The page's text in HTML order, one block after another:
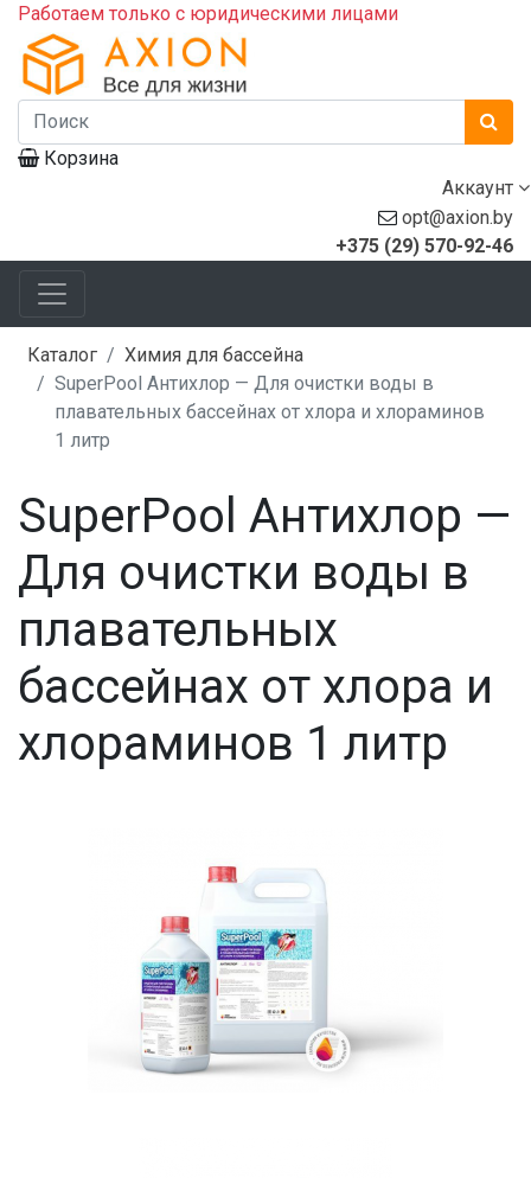
Работаем только с юридическими лицами
Корзина
Аккаунт
opt@axion.by
+375 (29) 570-92-46
Каталог
Химия для бассейна
SuperPool Антихлор — Для очистки воды в
плавательных бассейнах от хлора и хлораминов
1 литр
SuperPool Антихлор —
Для очистки воды в
плавательных
бассейнах от хлора и
хлораминов 1 литр